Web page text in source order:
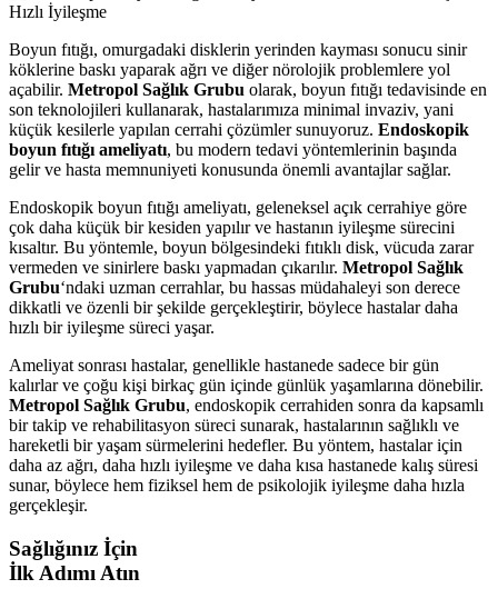
Boyun fıtığı, omurgadaki disklerin yerinden kayması sonucu sinir
köklerine baskı yaparak ağrı ve diğer nörolojik problemlere yol
açabilir. Metropol Sağlık Grubu olarak, boyun fıtığı tedavisinde en
son teknolojileri kullanarak, hastalarımıza minimal invaziv, yani
küçük kesilerle yapılan cerrahi çözümler sunuyoruz. Endoskopik
boyun fıtığı ameliyatı, bu modern tedavi yöntemlerinin başında
gelir ve hasta memnuniyeti konusunda önemli avantajlar sağlar.
Endoskopik boyun fıtığı ameliyatı, geleneksel açık cerrahiye göre
çok daha küçük bir kesiden yapılır ve hastanın iyileşme sürecini
kısaltır. Bu yöntemle, boyun bölgesindeki fıtıklı disk, vücuda zarar
vermeden ve sinirlere baskı yapmadan çıkarılır. Metropol Sağlık
Grubu‘ndaki uzman cerrahlar, bu hassas müdahaleyi son derece
dikkatli ve özenli bir şekilde gerçekleştirir, böylece hastalar daha
hızlı bir iyileşme süreci yaşar.
Ameliyat sonrası hastalar, genellikle hastanede sadece bir gün
kalırlar ve çoğu kişi birkaç gün içinde günlük yaşamlarına dönebilir.
Metropol Sağlık Grubu, endoskopik cerrahiden sonra da kapsamlı
bir takip ve rehabilitasyon süreci sunarak, hastalarının sağlıklı ve
hareketli bir yaşam sürmelerini hedefler. Bu yöntem, hastalar için
daha az ağrı, daha hızlı iyileşme ve daha kısa hastanede kalış süresi
sunar, böylece hem fiziksel hem de psikolojik iyileşme daha hızla
gerçekleşir.
Sağlığınız İçin
İlk Adımı Atın